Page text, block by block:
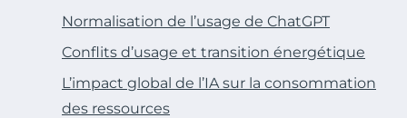
Normalisation de l’usage de ChatGPT
Conflits d’usage et transition énergétique
L’impact global de l’IA sur la consommation
des ressources